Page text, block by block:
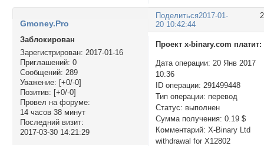
Поделиться2017-01-
20 10:42:44
Gmoney.Pro
Заблокирован
Зарегистрирован: 2017-01-16
Приглашений: 0
Сообщений: 289
Уважение: [+0/-0]
Позитив: [+0/-0]
Провел на форуме:
14 часов 38 минут
Последний визит:
2017-03-30 14:21:29
Проект x-binary.com платит:
Дата операции: 20 Янв 2017
10:36
ID операции: 291499448
Тип операции: перевод
Статус: выполнен
Сумма получения: 0.19 $
Комментарий: X-Binary Ltd
withdrawal for X12802